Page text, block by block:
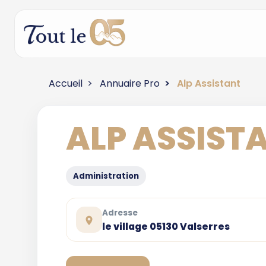
Accueil Annuaire Pro Alp Assistant
ALP
Administration
Adresse
le village 05130 Valserres